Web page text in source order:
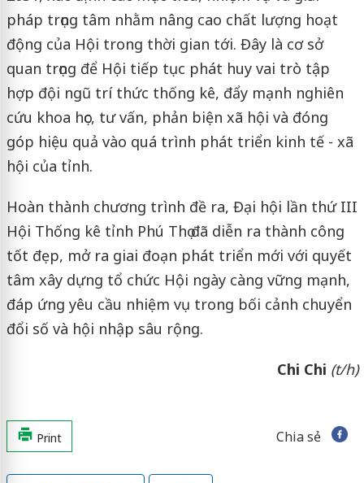
pháp trọng tâm nhằm nâng cao chất lượng hoạt
động của Hội trong thời gian tới. Đây là cơ sở
quan trọng để Hội tiếp tục phát huy vai trò tập
hợp đội ngũ trí thức thống kê, đẩy mạnh nghiên
cứu khoa học, tư vấn, phản biện xã hội và đóng
góp hiệu quả vào quá trình phát triển kinh tế - xã
hội của tỉnh.
Hoàn thành chương trình đề ra, Đại hội lần thứ III
Hội Thống kê tỉnh Phú Thọ đã diễn ra thành công
tốt đẹp, mở ra giai đoạn phát triển mới với quyết
tâm xây dựng tổ chức Hội ngày càng vững mạnh,
đáp ứng yêu cầu nhiệm vụ trong bối cảnh chuyển
đổi số và hội nhập sâu rộng.
Chi Chi (t/h)
Print Chia sẻ